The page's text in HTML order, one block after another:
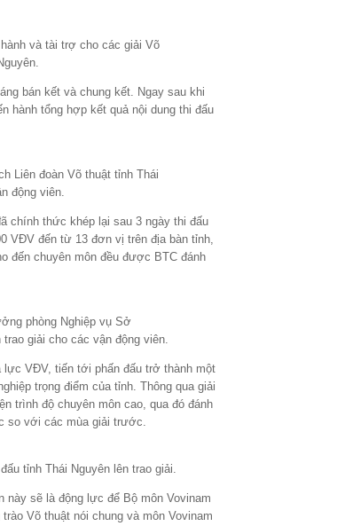
và tài trợ cho các giải Võ
bán kết và chung kết. Ngay sau khi
hành tổng hợp kết quả nội dung thi đấu
Liên đoàn Võ thuật tỉnh Thái
động viên.
chính thức khép lại sau 3 ngày thi đấu
VĐV đến từ 13 đơn vị trên địa bàn tỉnh,
đến chuyên môn đều được BTC đánh
phòng Nghiệp vụ Sở
giải cho các vận động viên.
VĐV, tiến tới phấn đấu trở thành một
trọng điểm của tỉnh. Thông qua giải
trình độ chuyên môn cao, qua đó đánh
so với các mùa giải trước.
tỉnh Thái Nguyên lên trao giải.
này sẽ là động lực để Bộ môn Vovinam
Võ thuật nói chung và môn Vovinam